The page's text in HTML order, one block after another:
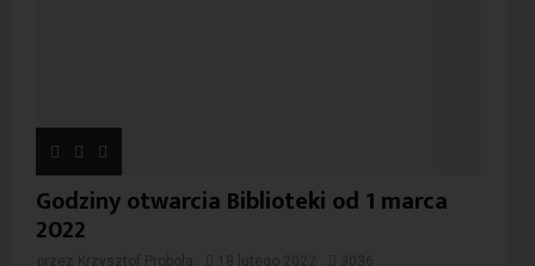
Godziny otwarcia Biblioteki od 1 marca
2022